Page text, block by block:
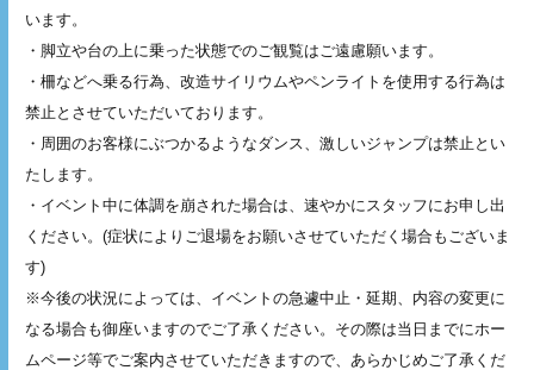
います。
・脚立や台の上に乗った状態でのご観覧はご遠慮願います。
・柵などへ乗る行為、改造サイリウムやペンライトを使用する行為は
禁止とさせていただいております。
・周囲のお客様にぶつかるようなダンス、激しいジャンプは禁止とい
たします。
・イベント中に体調を崩された場合は、速やかにスタッフにお申し出
ください。(症状によりご退場をお願いさせていただく場合もございま
す)
※今後の状況によっては、イベントの急遽中止・延期、内容の変更に
なる場合も御座いますのでご了承ください。その際は当日までにホー
ムページ等でご案内させていただきますので、あらかじめご了承くだ